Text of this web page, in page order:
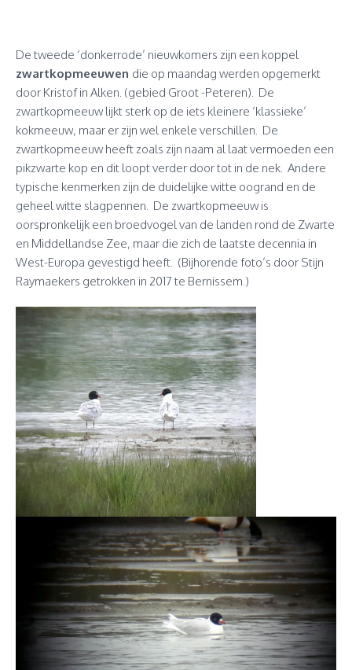
De tweede ‘donkerrode’ nieuwkomers zijn een koppel
zwartkopmeeuwen die op maandag werden opgemerkt
door Kristof in Alken. (gebied Groot -Peteren). De
zwartkopmeeuw lijkt sterk op de iets kleinere ‘klassieke’
kokmeeuw, maar er zijn wel enkele verschillen. De
zwartkopmeeuw heeft zoals zijn naam al laat vermoeden een
pikzwarte kop en dit loopt verder door tot in de nek. Andere
typische kenmerken zijn de duidelijke witte oogrand en de
geheel witte slagpennen. De zwartkopmeeuw is
oorspronkelijk een broedvogel van de landen rond de Zwarte
en Middellandse Zee, maar die zich de laatste decennia in
West-Europa gevestigd heeft. (Bijhorende foto’s door Stijn
Raymaekers getrokken in 2017 te Bernissem.)